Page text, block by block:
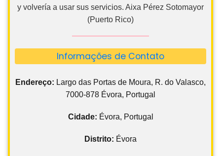
y volvería a usar sus servicios. Aixa Pérez Sotomayor
(Puerto Rico)
Informações de Contato
Endereço: Largo das Portas de Moura, R. do Valasco,
7000-878 Évora, Portugal
Cidade: Évora, Portugal
Distrito: Évora